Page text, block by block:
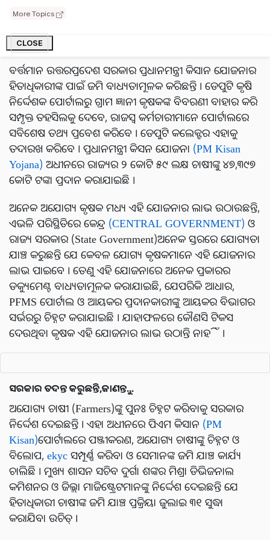
More Topics
CLOSE
ମାଜିଷ୍ଟ୍ରେଟମାନଙ୍କୁ ନିର୍ଦ୍ଦେଶ ଦେଇଛନ୍ତି । ଏହାର ନୂଆ ଅପଡେଟ
ପିଏମ କିସାନ ଯୋଜନାରେ ବଡ଼ ପରିବର୍ତ୍ତନ!
ବର୍ତ୍ତମାନ ଉତ୍ତରପ୍ରଦେଶ ସରକାର ପ୍ରଧାନମନ୍ତ୍ରୀ କିସାନ ଯୋଜନାର
ହିତାଧିକାରୀଙ୍କ ପାଇଁ ଜମି ବାଧ୍ୟତାମୂଳକ କରିଛନ୍ତି । ଡେପୁଟି କୃଷି
ନିର୍ଦ୍ଦେଶକ ପୋର୍ଟାଲରୁ ଗ୍ରାମ ଜ୍ଞାନୀ କୃଷକଙ୍କ ବିବରଣୀ ବାହାର କରି
ସମ୍ପୃକ୍ତ ତହସିଲକୁ ଦେବେ, ରାଜସ୍ୱ କର୍ମଚାରୀମାନେ ପୋର୍ଟାଲରେ
ସବିଶେଷ ତଥ୍ୟ ପ୍ରବେଶ କରିବେ । ଡେପୁଟି କଲେକ୍ଟର ଏହାକୁ
ତଦାରଖ କରିବେ । ପ୍ରଧାନମନ୍ତ୍ରୀ କିସନ ଯୋଜନା (PM Kisan
Yojana) ଅଧୀନରେ ରାଜ୍ୟର ୨ କୋଟି ୫୯ ଲକ୍ଷ ଚାଷୀଙ୍କୁ ୪୭,୩୯୭
କୋଟି ଟଙ୍କା ପ୍ରଦାନ କରାଯାଇଛି ।
ଅନେକ ଅଯୋଗ୍ୟ କୃଷକ ମଧ୍ୟ ଏହି ଯୋଜନାର ଲାଭ ଉଠାଉଛନ୍ତି,
ଏଭଳି ପରିସ୍ଥିତିରେ କେନ୍ଦ୍ର (CENTRAL GOVERNMENT) ଓ
ରାଜ୍ୟ ସରକାର (State Government)ଅନେକ ସ୍ତରରେ ଯୋଗ୍ୟତା
ଯାଞ୍ଚ କରୁଛନ୍ତି ଯେ କେବଳ ଯୋଗ୍ୟ କୃଷକମାନେ ଏହି ଯୋଜନାର
ଲାଭ ପାଇବେ । ତେଣୁ ଏହି ଯୋଜନାରେ ଅନେକ ପ୍ରକାରର
ଡକ୍ୟୁମେଣ୍ଟ ବାଧ୍ୟତାମୂଳକ କରାଯାଇଛି, ଯେପରିକି ଆଧାର,
PFMS ପୋର୍ଟାଲ ଓ ଆୟକର ପ୍ରଦାନକାରୀଙ୍କୁ ଆୟକର ବିଭାଗର
ସର୍ଭରରୁ ଚିହ୍ନଟ କରାଯାଇଛି । ଯାହାଫଳରେ କୌଣସି ଟିକସ
ଦେଉଥିବା କୃଷକ ଏହି ଯୋଜନାର ଲାଭ ଉଠାନ୍ତି ନାହିଁ ।
ସରକାର ତଦନ୍ତ କରୁଛନ୍ତି,ଜାଣନ୍ତୁ...
ଅଯୋଗ୍ୟ ଚାଷୀ (Farmers)ଙ୍କୁ ପୁନଃ ଚିହ୍ନଟ କରିବାକୁ ସରକାର
ନିର୍ଦ୍ଦେଶ ଦେଇଛନ୍ତି । ଏହା ଅଧୀନରେ ପିଏମ କିସାନ (PM
Kisan)ପୋର୍ଟାଲରେ ପଞ୍ଜୀକରଣ, ଅଯୋଗ୍ୟ ଚାଷୀଙ୍କୁ ଚିହ୍ନଟ ଓ
ବିଲୋପ, ekyc ସମ୍ପୂର୍ଣ୍ଣ କରିବା ଓ ସେମାନଙ୍କ ଜମି ଯାଞ୍ଚ କାର୍ଯ୍ୟ
ଚାଲିଛି । ମୁଖ୍ୟ ଶାସନ ସଚିବ ଦୁର୍ଗା ଶଙ୍କର ମିଶ୍ରା ଡିଭିଜନାଲ
କମିଶନର ଓ ଜିଲ୍ଲା ମାଜିଷ୍ଟ୍ରେଟମାନଙ୍କୁ ନିର୍ଦ୍ଦେଶ ଦେଇଛନ୍ତି ଯେ
ହିତାଧିକାରୀ ଚାଷୀଙ୍କ ଜମି ଯାଞ୍ଚ ପ୍ରକ୍ରିୟା ଜୁଲାଇ ୩୧ ସୁଦ୍ଧା
କରାଯିବା ଉଚିତ୍ ।